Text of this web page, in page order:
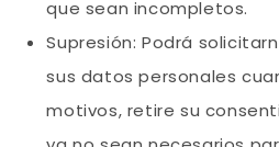
que sean incompletos.
Supresión: Podrá
sus datos personales
motivos, retire su